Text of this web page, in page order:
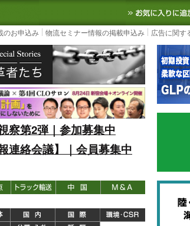
物流ニュースサイト
3PL, SCMなど国内外の最新の物
のお申込み 物流セミナー情報の掲載申込み 広告に関す
察第2弾｜参加募集中
連絡会議】｜会員募集中